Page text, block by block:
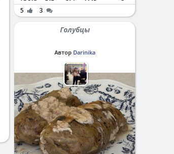
5 3
Голубцы
Автор Darinika